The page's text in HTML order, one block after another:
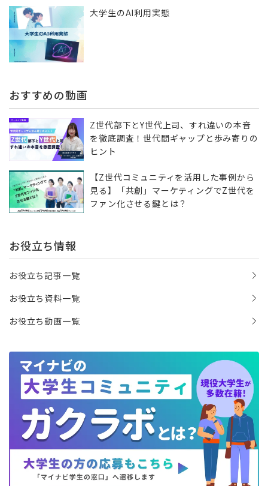
大学生のAI利用実態
おすすめの動画
Z世代部下とY世代上司、すれ違いの本音
を徹底調査！世代間ギャップと歩み寄りの
ヒント
【Z世代コミュニティを活用した事例から
見る】「共創」マーケティングでZ世代を
ファン化させる鍵とは？
お役立ち情報
お役立ち記事一覧
お役立ち資料一覧
お役立ち動画一覧